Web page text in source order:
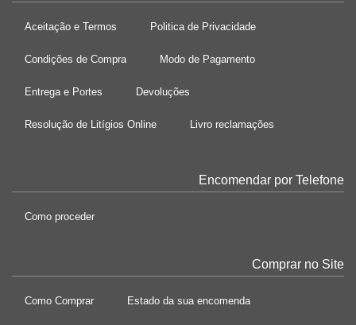
Aceitação e Termos Politica de Privacidade
Condições de Compra Modo de Pagamento
Entrega e Portes Devoluções
Resolução de Litígios Online Livro reclamações
Encomendar por Telefone
Como proceder
Comprar no Site
Como Comprar Estado da sua encomenda